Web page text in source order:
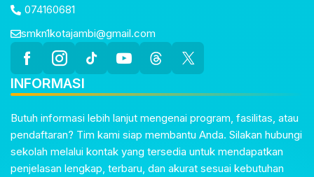
074160681
smkn1kotajambi@gmail.com
INFORMASI
Butuh informasi lebih lanjut mengenai program, fasilitas, atau
pendaftaran? Tim kami siap membantu Anda. Silakan hubungi
sekolah melalui kontak yang tersedia untuk mendapatkan
penjelasan lengkap, terbaru, dan akurat sesuai kebutuhan